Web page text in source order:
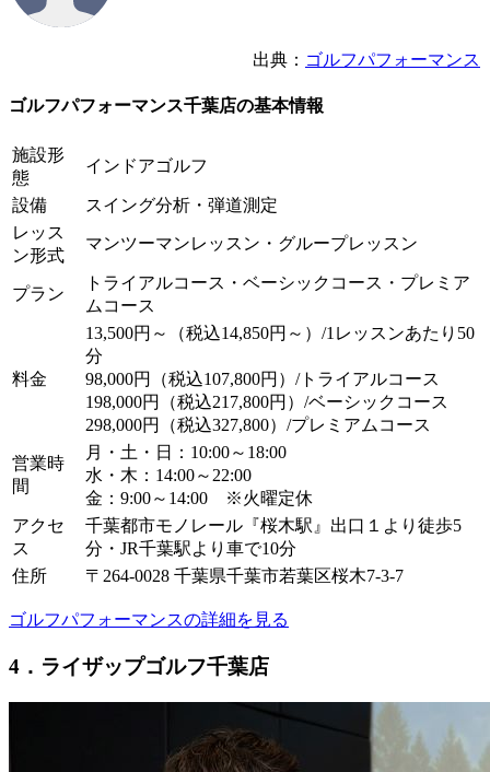
出典： ゴルフパフォーマンス
ゴルフパフォーマンス千葉店の基本情報
施設形
態
インドアゴルフ
設備
スイング分析・弾道測定
レッス
ン形式
マンツーマンレッスン・グループレッスン
プラン
トライアルコース・ベーシックコース・プレミア
ムコース
料金
13,500円～（税込14,850円～）/1レッスンあたり50
分
98,000円（税込107,800円）/トライアルコース
198,000円（税込217,800円）/ベーシックコース
298,000円（税込327,800）/プレミアムコース
営業時
間
月・土・日：10:00～18:00
水・木：14:00～22:00
金：9:00～14:00 ※火曜定休
アクセ
ス
千葉都市モノレール『桜木駅』出口１より徒歩5
分・JR千葉駅より車で10分
住所
〒264-0028 千葉県千葉市若葉区桜木7-3-7
ゴルフパフォーマンスの詳細を見る
4．ライザップゴルフ千葉店